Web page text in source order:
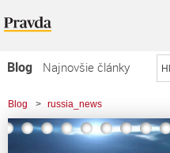
Blog
Najnovšie články
Najčítanejšie články
Najkomentovanejšie články
Blog > russia_news